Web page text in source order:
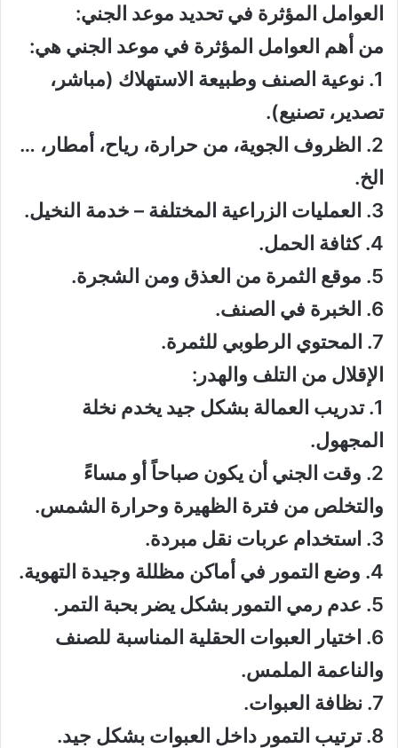
العوامل المؤثرة في تحديد موعد الجني:
من أهم العوامل المؤثرة في موعد الجني هي:
1. نوعية الصنف وطبيعة الاستهلاك (مباشر،
تصدير، تصنيع).
2. الظروف الجوية، من حرارة، رياح، أمطار، …
الخ.
3. العمليات الزراعية المختلفة – خدمة النخيل.
4. كثافة الحمل.
5. موقع الثمرة من العذق ومن الشجرة.
6. الخبرة في الصنف.
7. المحتوي الرطوبي للثمرة.
الإقلال من التلف والهدر:
1. تدريب العمالة بشكل جيد يخدم نخلة
المجهول.
2. وقت الجني أن يكون صباحاً أو مساءً
والتخلص من فترة الظهيرة وحرارة الشمس.
3. استخدام عربات نقل مبردة.
4. وضع التمور في أماكن مظللة وجيدة التهوية.
5. عدم رمي التمور بشكل يضر بحبة التمر.
6. اختيار العبوات الحقلية المناسبة للصنف
والناعمة الملمس.
7. نظافة العبوات.
8. ترتيب التمور داخل العبوات بشكل جيد.